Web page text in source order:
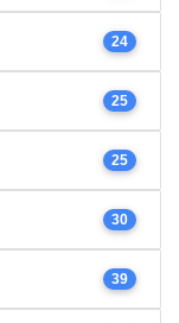
24
25
25
30
39